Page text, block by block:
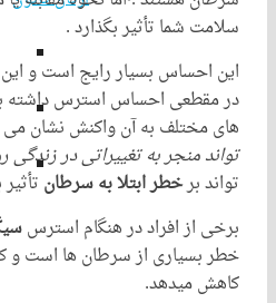
پزشکی
مدیرعامل
هیئت
بخش
شما تأثیر بگذارد .
بسیار رایج است و این احتمال
احساس استرس داشته باشند . اما
به آن واکنش نشان می دهند .
منجر به تغییراتی در زندگی روزانه
خطر ابتلا به سرطانتأثیر بگذارد .
افراد در هنگام استرسسیگار
از سرطان ها است و کیفیت
میدهد.